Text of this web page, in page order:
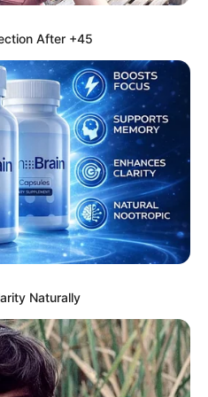
στην Google
στα αποτελέσματα
After +45
Naturally